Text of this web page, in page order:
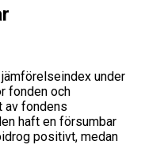
under
fonden och
av fondens
haft en försumbar
positivt, medan